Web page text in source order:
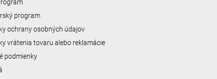
program
ochrany osobných údajov
vrátenia tovaru alebo reklamácie
podmienky